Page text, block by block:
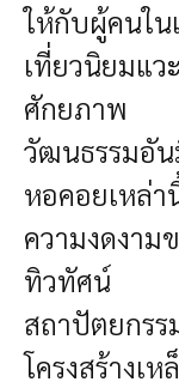
ให้กับผู้คนใ
เที่ยวนิยม
ศักยภาพ
วัฒนธรรมอั
หอคอยเหล่า
ความงดงาม
ทิวทัศน์
สถาปัตยกรร
โครงสร้างเ